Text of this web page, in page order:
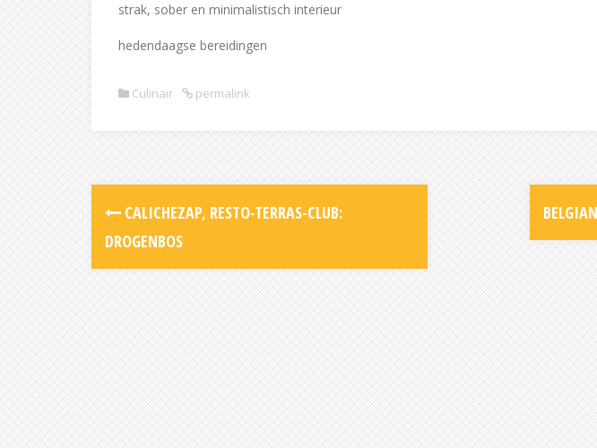
strak, sober en minimalistisch interieur
hedendaagse bereidingen
Culinair permalink
Post
navigation
CALICHEZAP, RESTO-TERRAS-CLUB:
DROGENBOS